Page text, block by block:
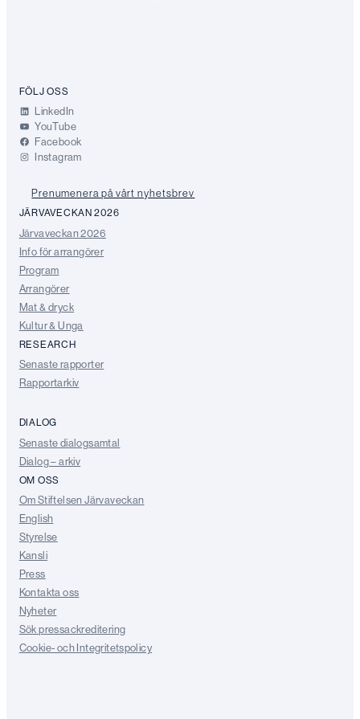
FÖLJ OSS
LinkedIn
YouTube
Facebook
Instagram
Prenumenera på vårt nyhetsbrev
JÄRVAVECKAN 2026
Järvaveckan 2026
Info för arrangörer
Program
Arrangörer
Mat & dryck
Kultur & Unga
RESEARCH
Senaste rapporter
Rapportarkiv
DIALOG
Senaste dialogsamtal
Dialog – arkiv
OM OSS
Om Stiftelsen Järvaveckan
English
Styrelse
Kansli
Press
Kontakta oss
Nyheter
Sök pressackreditering
Cookie- och Integritetspolicy